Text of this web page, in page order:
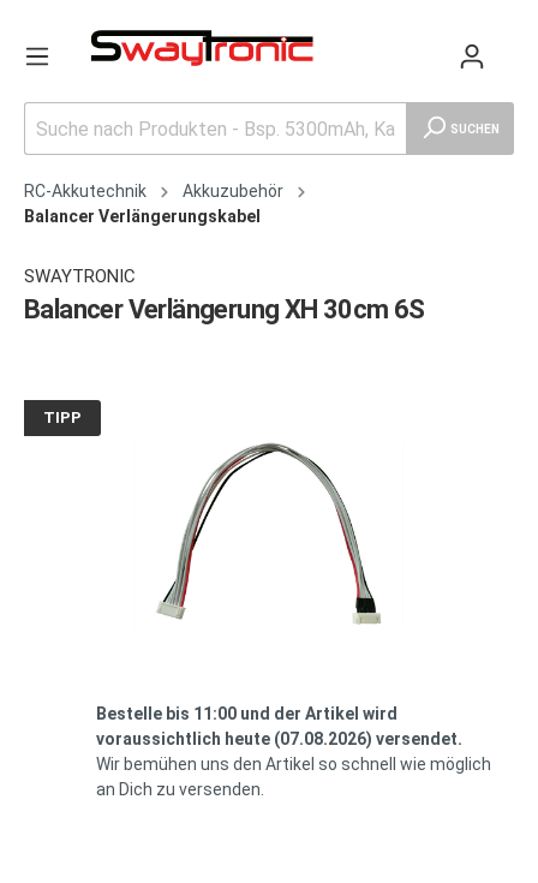
SUCHEN
RC-Akkutechnik
Akkuzubehör
Balancer Verlängerungskabel
SWAYTRONIC
Balancer Verlängerung XH 30cm 6S
TIPP
Bestelle bis 11:00 und der Artikel wird
voraussichtlich heute (07.08.2026) versendet.
Wir bemühen uns den Artikel so schnell wie möglich
an Dich zu versenden.